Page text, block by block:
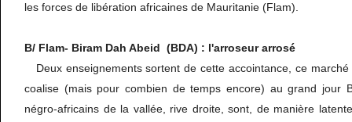
les forces de libération africaines de Mauritanie (Flam).
B/ Flam- Biram Dah Abeid (BDA) : l'arroseur arrosé
Deux enseignements sortent de cette accointance, ce
coalise (mais pour combien de temps encore) au grand jour
négro-africains de la vallée, rive droite, sont, de manière